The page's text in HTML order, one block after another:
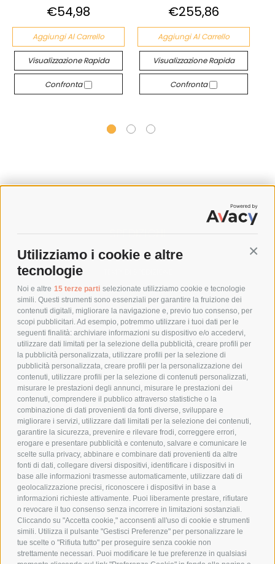
Utilizziamo i cookie e altre
tecnologie
Noi e altre 15 terze parti selezionate utilizziamo cookie e tecnologie
simili. Questi strumenti sono essenziali per garantire la fruizione dei
contenuti digitali, migliorare la navigazione e, previo tuo consenso, per
scopi pubblicitari. Ad esempio, potremmo utilizzare i tuoi dati per le
seguenti finalità: archiviare informazioni su dispositivo e/o accedervi,
utilizzare dati limitati per la selezione della pubblicità, creare profili per
la pubblicità personalizzata, utilizzare profili per la selezione di
pubblicità personalizzata, creare profili per la personalizzazione dei
contenuti, utilizzare profili per la selezione di contenuti personalizzati,
misurare le prestazioni degli annunci, misurare le prestazioni dei
contenuti, comprendere il pubblico attraverso statistiche o la
combinazione di dati provenienti da fonti diverse, sviluppare e
migliorare i servizi, utilizzare dati limitati per la selezione dei contenuti,
garantire la sicurezza, prevenire e rilevare frodi, correggere errori,
erogare e presentare pubblicità e contenuto, salvare e comunicare le
scelte sulla privacy, abbinare e combinare dati provenienti da altre
fonti di dati, collegare diversi dispositivi, identificare i dispositivi in
base alle informazioni trasmesse automaticamente, utilizzare dati di
geolocalizzazione precisi, riconoscere i dispositivi in base a
informazioni richieste attivamente. Puoi liberamente prestare, rifiutare
o revocare il tuo consenso senza incorrere in limitazioni sostanziali.
Cliccando su "Accetta cookie," acconsenti all'uso di cookie e strumenti
simili. Utilizza il pulsante "Gestisci Preferenze" per personalizzare le
tue scelte o "Rifiuta tutto" per proseguire senza cookie non
strettamente necessari. Puoi modificare le tue preferenze in qualsiasi
€54,98
Aggiungi Al Carrello
Visualizzazione Rapida
Confronta
€255,86
Aggiungi Al Carrello
Visualizzazione Rapida
Confronta
SPEDIZIONI
COSTI DI SPEDIZIONE
POLITICA DI RESO
POLICY
PRIVACY POLICY
COOKIE POLICY
PAGAMENTI SICURI
AZIENDA
CHI SIAMO
MARCHI TRATTATI
CONDOMINI
Bonifico
Bancario